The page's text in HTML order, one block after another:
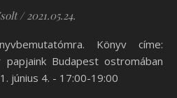
/ 2021.05.24.
Budapest ostromában
június 4. - 17:00-19:00